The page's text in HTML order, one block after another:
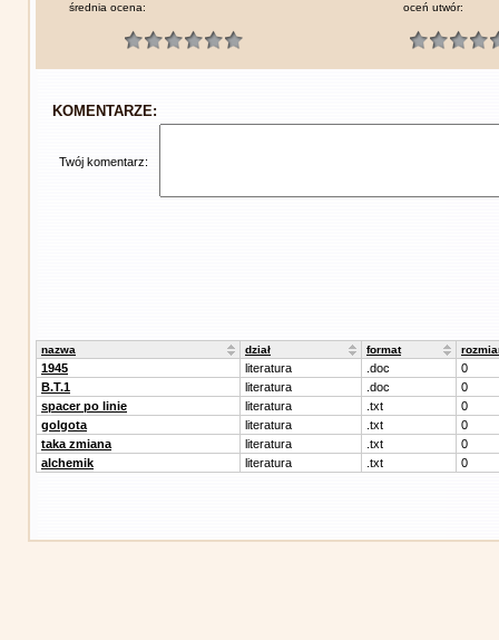
średnia ocena: oceń utwór:
KOMENTARZE:
Twój komentarz:
nazwa dział format
1945 literatura .doc
0
B.T.1
literatura .doc
0
spacer po linie
literatura .txt
0
golgota
literatura .txt
0
taka zmiana
literatura .txt
0
alchemik
literatura .txt 0